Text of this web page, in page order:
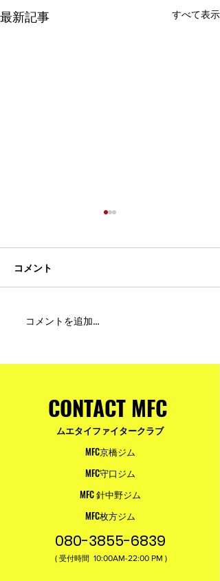
最新記事 すべて表示
MFC DREAM FIGHT 24にご
皆様へ
コメント
コメントを追加…
CONTACT MFC
ムエタイファイタークラブ
MFC京橋ジム
MFC守口ジム
MFC 針中野ジム
MFC枚方ジム
080-3855-6839
( 受付時間 10:00AM-22:00​ PM )